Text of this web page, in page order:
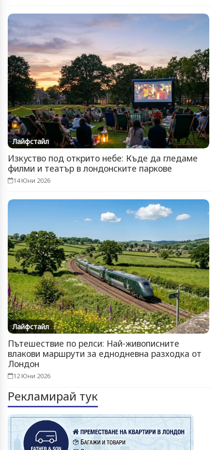
Лайфстайл
Изкуство под открито небе: Къде да гледаме
филми и театър в лондонските паркове
14 Юни 2026
Лайфстайл
Пътешествие по релси: Най-живописните
влакови маршрути за еднодневна разходка от
Лондон
12 Юни 2026
Рекламирай тук